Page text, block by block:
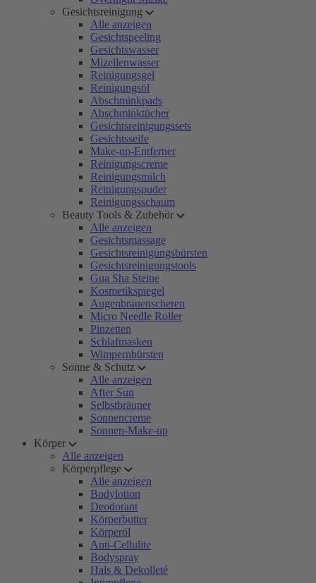
Gesichtsreinigung
Alle anzeigen
Gesichtspeeling
Gesichtswasser
Mizellenwasser
Reinigungsgel
Reinigungsöl
Abschminkpads
Abschminktücher
Gesichtsreinigungssets
Gesichtsseife
Make-up-Entferner
Reinigungscreme
Reinigungsmilch
Reinigungspuder
Reinigungsschaum
Beauty Tools & Zubehör
Alle anzeigen
Gesichtsmassage
Gesichtsreinigungsbürsten
Gesichtsreinigungstools
Gua Sha Steine
Kosmetikspiegel
Augenbrauenscheren
Micro Needle Roller
Pinzetten
Schlafmasken
Wimpernbürsten
Sonne & Schutz
Alle anzeigen
After Sun
Selbstbräuner
Sonnencreme
Sonnen-Make-up
Körper
Alle anzeigen
Körperpflege
Alle anzeigen
Bodylotion
Deodorant
Körperbutter
Körperöl
Anti-Cellulite
Bodyspray
Hals & Dekolleté